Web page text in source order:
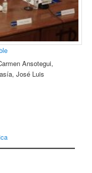
Ansotegui,
José Luis